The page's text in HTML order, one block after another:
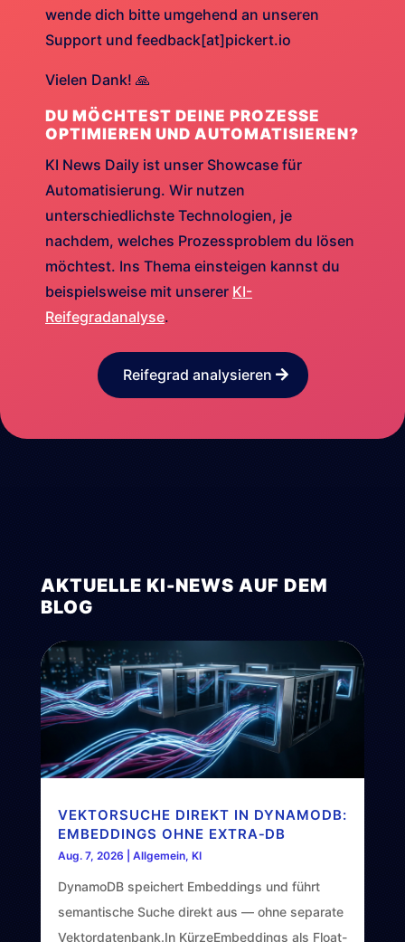
wende dich bitte umgehend an unseren
Support und feedback[at]pickert.io
Vielen Dank! 🙏
DU MÖCHTEST DEINE PROZESSE
OPTIMIEREN UND AUTOMATISIEREN?
KI News Daily ist unser Showcase für
Automatisierung. Wir nutzen
unterschiedlichste Technologien, je
nachdem, welches Prozessproblem du lösen
möchtest. Ins Thema einsteigen kannst du
beispielsweise mit unserer KI-
Reifegradanalyse.
Reifegrad analysieren
AKTUELLE KI-NEWS AUF DEM
BLOG
VEKTORSUCHE DIREKT IN DYNAMODB:
EMBEDDINGS OHNE EXTRA‑DB
Aug. 7, 2026 Allgemein, KI
DynamoDB speichert Embeddings und führt
semantische Suche direkt aus — ohne separate
Vektordatenbank.In KürzeEmbeddings als Float-